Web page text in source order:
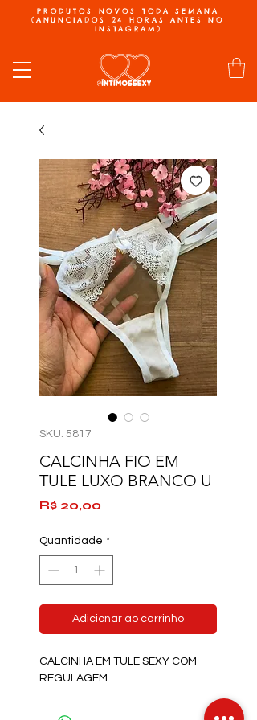
PRODUTOS NOVOS TODA SEMANA
(ANUNCIADOS 24 HORAS ANTES NO
INSTAGRAM)
SKU: 5817
CALCINHA FIO EM
TULE LUXO BRANCO U
R$ 20,00
Quantidade *
Adicionar ao carrinho
CALCINHA EM TULE SEXY COM
REGULAGEM.